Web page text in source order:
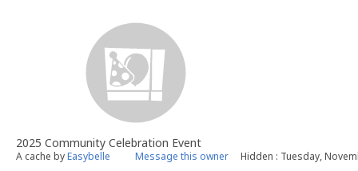
2025 Community Celebration Event
A cache byEasybelle Message this owner Hidden : Tuesday,